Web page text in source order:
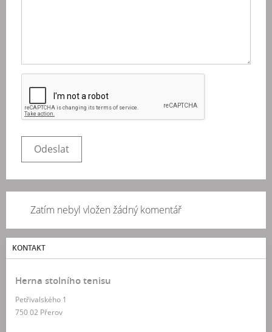
Zatím nebyl vložen žádný komentář
KONTAKT
Herna stolního tenisu
Petřivalského 1
750 02 Přerov